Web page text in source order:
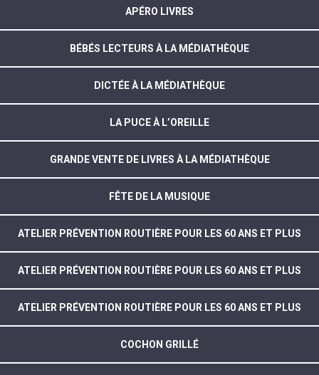
APÉRO LIVRES
BÉBÉS LECTEURS À LA MÉDIATHÈQUE
DICTÉE À LA MÉDIATHÈQUE
LA PUCE À L’OREILLE
GRANDE VENTE DE LIVRES À LA MÉDIATHÈQUE
FÊTE DE LA MUSIQUE
ATELIER PRÉVENTION ROUTIÈRE POUR LES 60 ANS ET PLUS
ATELIER PRÉVENTION ROUTIÈRE POUR LES 60 ANS ET PLUS
ATELIER PRÉVENTION ROUTIÈRE POUR LES 60 ANS ET PLUS
COCHON GRILLÉ